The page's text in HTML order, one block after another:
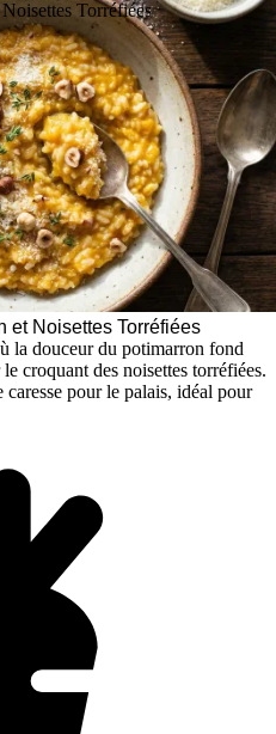
Torréfiées
et Noisettes Torréfiées
la douceur du potimarron fond
croquant des noisettes torréfiées.
pour le palais, idéal pour